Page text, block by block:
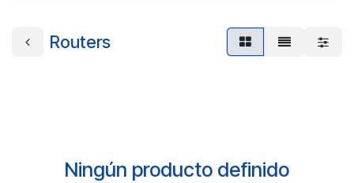
Routers
Ningún producto definido